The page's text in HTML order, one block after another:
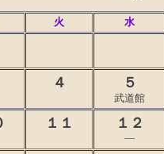
火 水
４ ５
武道館
１１ １２
―